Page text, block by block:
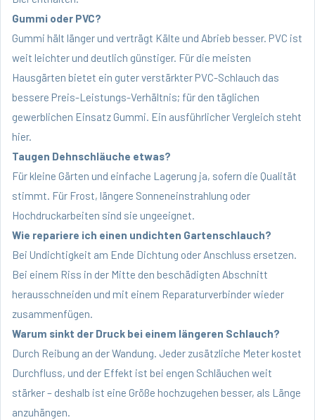
Gummi oder PVC?
Gummi hält länger und verträgt Kälte und Abrieb besser. PVC ist
weit leichter und deutlich günstiger. Für die meisten
Hausgärten bietet ein guter verstärkter PVC-Schlauch das
bessere Preis-Leistungs-Verhältnis; für den täglichen
gewerblichen Einsatz Gummi. Ein ausführlicher Vergleich steht
hier.
Taugen Dehnschläuche etwas?
Für kleine Gärten und einfache Lagerung ja, sofern die Qualität
stimmt. Für Frost, längere Sonneneinstrahlung oder
Hochdruckarbeiten sind sie ungeeignet.
Wie repariere ich einen undichten Gartenschlauch?
Bei Undichtigkeit am Ende Dichtung oder Anschluss ersetzen.
Bei einem Riss in der Mitte den beschädigten Abschnitt
herausschneiden und mit einem Reparaturverbinder wieder
zusammenfügen.
Warum sinkt der Druck bei einem längeren Schlauch?
Durch Reibung an der Wandung. Jeder zusätzliche Meter kostet
Durchfluss, und der Effekt ist bei engen Schläuchen weit
stärker – deshalb ist eine Größe hochzugehen besser, als Länge
anzuhängen.